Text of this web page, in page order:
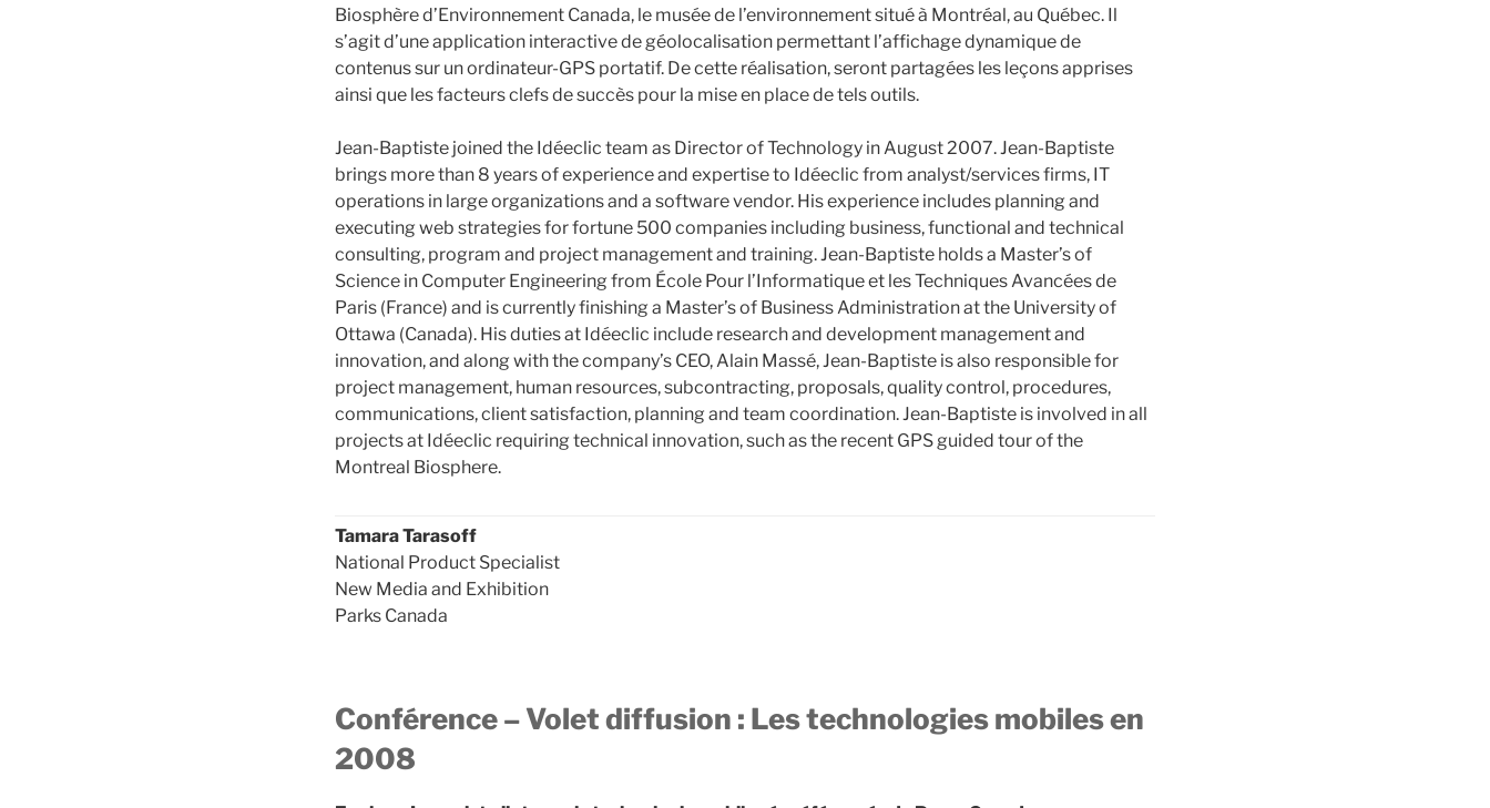
Biosphère d’Environnement Canada, le musée de l’environnement situé à Montréal, au Québec. Il
s’agit d’une application interactive de géolocalisation permettant l’affichage dynamique de
contenus sur un ordinateur-GPS portatif. De cette réalisation, seront partagées les leçons apprises
ainsi que les facteurs clefs de succès pour la mise en place de tels outils.
Jean-Baptiste joined the Idéeclic team as Director of Technology in August 2007. Jean-Baptiste
brings more than 8 years of experience and expertise to Idéeclic from analyst/services firms, IT
operations in large organizations and a software vendor. His experience includes planning and
executing web strategies for fortune 500 companies including business, functional and technical
consulting, program and project management and training. Jean-Baptiste holds a Master’s of
Science in Computer Engineering from École Pour l’Informatique et les Techniques Avancées de
Paris (France) and is currently finishing a Master’s of Business Administration at the University of
Ottawa (Canada). His duties at Idéeclic include research and development management and
innovation, and along with the company’s CEO, Alain Massé, Jean-Baptiste is also responsible for
project management, human resources, subcontracting, proposals, quality control, procedures,
communications, client satisfaction, planning and team coordination. Jean-Baptiste is involved in all
projects at Idéeclic requiring technical innovation, such as the recent GPS guided tour of the
Montreal Biosphere.
Tamara Tarasoff
National Product Specialist
New Media and Exhibition
Parks Canada
Conférence – Volet diffusion : Les technologies mobiles en
2008